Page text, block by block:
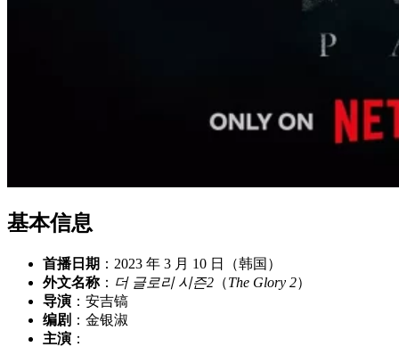
基本信息
首播日期 ：2023 年 3 月 10 日（韩国）
外文名称： 더 글로리 시즌2 （The Glory 2）
导演 ：安吉镐
编剧 ：金银淑
主演 ：